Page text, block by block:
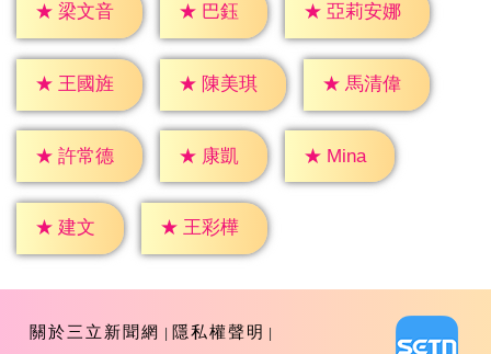
★ 梁文音 ★ 巴鈺 ★ 亞莉安娜
★ 王國旌 ★ 陳美琪 ★ 馬清偉
★ 許常德 ★ 康凱 ★ Mina
★ 建文 ★ 王彩樺
關於三立新聞網
隱私權聲明